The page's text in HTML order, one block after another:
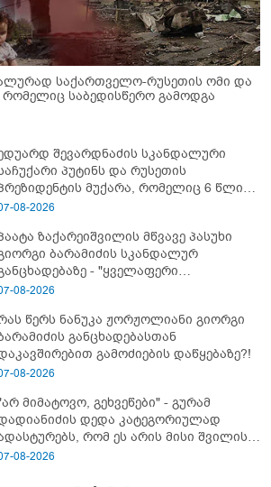
საქართველო-რუსეთის ომი და
საბედისწერო გამოდგა
შევარდნაძის სკანდალური
პუტინს და რუსეთის
მუქარა, რომელიც 6 წლის
აასრულა
08-2026
ზაქარეიშვილის მწვავე პასუხი
ბარამიძის სკანდალურ
- "ყველაფერი
ვიცი... კამანში მოკლული
კი ტყუის"
08-2026
წერს ნანუკა ჟორჟოლიანი გიორგი
განცხადებასთან
გამოძიების დაწყებაზე?!
08-2026
მიმატოვო, გეხვეწები" - გუ­რა­მ
დედა კა­ტე­გო­რი­უ­ლად
რომ ეს არის მისი შვი­ლის
08-2026